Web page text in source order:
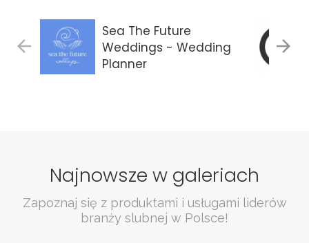
Sea The Future
Weddings - Wedding
Planner
Najnowsze w galeriach
Zapoznaj się z produktami i usługami liderów
branży slubnej w Polsce!